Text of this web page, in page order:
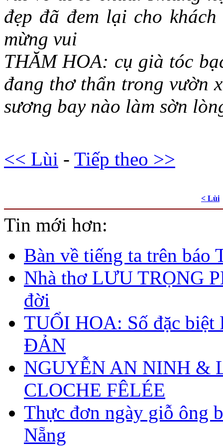
đẹp đã đem lại cho
mừng vui
THĂM HOA: cụ già tóc
đang thơ thẩn trong vườn
sương bay nào làm sờn
<< Lùi - Tiếp theo >>
< Lùi
Tin mới hơn:
Bàn về tiếng ta trên báo
Nhà thơ LƯU TRỌNG
đời
TUỔI HOA: Số đặc biệt
ĐẢN
NGUYỄN AN NINH &
CLOCHE FÊLÉE
Thực đơn ngày giỗ ông
Nẵng